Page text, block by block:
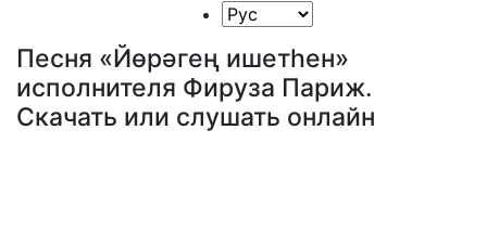
Песня «Йөрәгең ишетһен»
исполнителя Фируза Париж.
Скачать или слушать онлайн